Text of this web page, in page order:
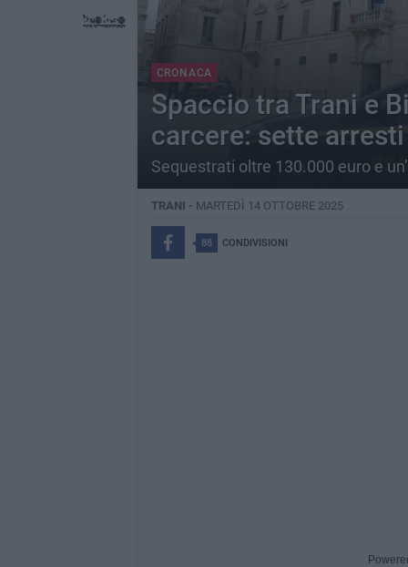
CRONACA
Spaccio tra Trani e
carcere: sette
Sequestrati oltre 130.000 euro e
TRANI - MARTEDÌ 14 OTTOBRE 2025
88 CONDIVISIONI